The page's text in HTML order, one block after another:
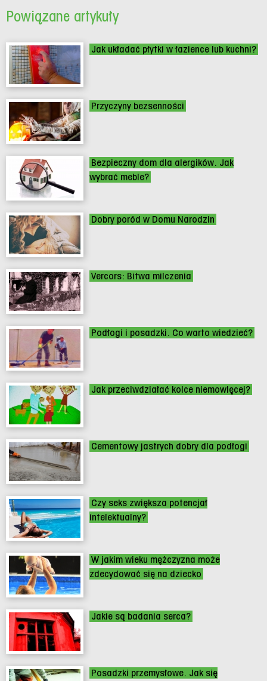
Powiązane artykuły
Jak układać płytki w łazience lub kuchni?
Przyczyny bezsenności
Bezpieczny dom dla alergików. Jak
wybrać meble?
Dobry poród w Domu Narodzin
Vercors: Bitwa milczenia
Podłogi i posadzki. Co warto wiedzieć?
Jak przeciwdziałać kolce niemowlęcej?
Cementowy jastrych dobry dla podłogi
Czy seks zwiększa potencjał
intelektualny?
W jakim wieku mężczyzna może
zdecydować się na dziecko
Jakie są badania serca?
Posadzki przemysłowe. Jak się